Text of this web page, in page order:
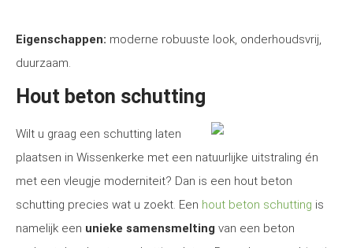
Eigenschappen: moderne robuuste look, onderhoudsvrij,
duurzaam.
Hout beton schutting
Wilt u graag een schutting laten
plaatsen in Wissenkerke met een natuurlijke uitstraling én
met een vleugje moderniteit? Dan is een hout beton
schutting precies wat u zoekt. Een hout beton schutting is
namelijk een unieke samensmelting van een beton